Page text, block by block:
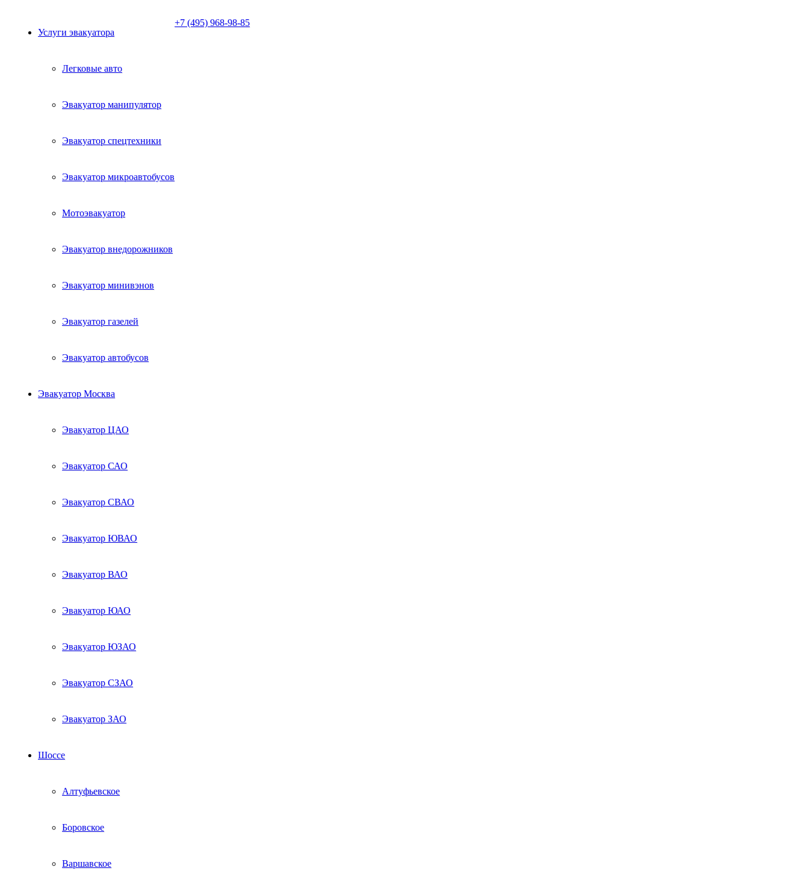
Услуги эвакуатора
Легковые авто
Эвакуатор манипулятор
Эвакуатор спецтехники
Эвакуатор микроавтобусов
Мотоэвакуатор
Эвакуатор внедорожников
Эвакуатор минивэнов
Эвакуатор газелей
Эвакуатор автобусов
Эвакуатор Москва
Эвакуатор ЦАО
Эвакуатор САО
Эвакуатор СВАО
Эвакуатор ЮВАО
Эвакуатор ВАО
Эвакуатор ЮАО
Эвакуатор ЮЗАО
Эвакуатор СЗАО
Эвакуатор ЗАО
Шоссе
Алтуфьевское
Боровское
Варшавское
+7 (495) 968-98-85